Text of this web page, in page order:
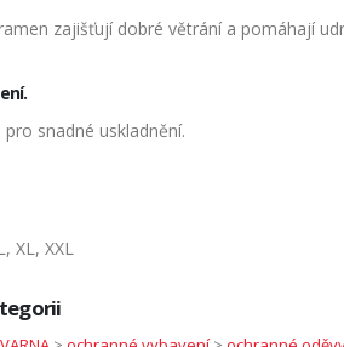
zajišťují dobré větrání a pomáhají
snadné uskladnění.
XL, XXL